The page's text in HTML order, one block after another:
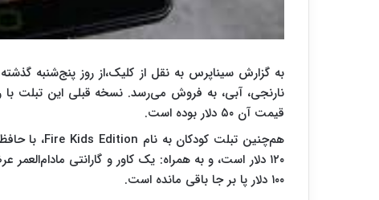
قیمت آن ۵۰ دلار بوده است.
۱۰۰ دلار پا بر جا باقی مانده است.